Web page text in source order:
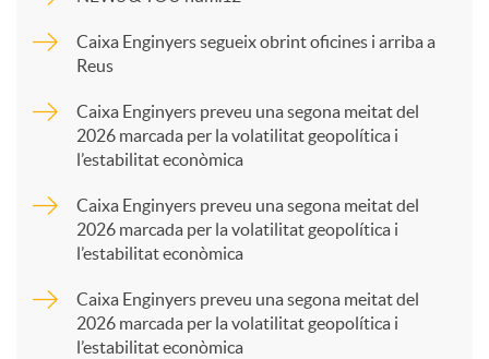
p
a
Caixa Enginyers segueix obrint oficines i arriba a
Reus
Caixa Enginyers preveu una segona meitat del
2026 marcada per la volatilitat geopolítica i
l’estabilitat econòmica
Caixa Enginyers preveu una segona meitat del
2026 marcada per la volatilitat geopolítica i
l’estabilitat econòmica
Caixa Enginyers preveu una segona meitat del
2026 marcada per la volatilitat geopolítica i
l’estabilitat econòmica